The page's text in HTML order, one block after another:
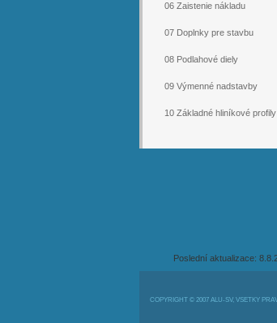
Poslední aktualizace:
06 Zaistenie nákladu
07 Doplnky pre stavbu
08 Podlahové diely
09 Výmenné nadstavby
10 Základné hliníkové profily
COPYRIGHT © 2007 ALU-SV, VŠETKY